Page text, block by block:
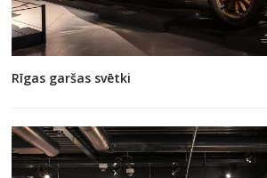
Rīgas garšas svētki